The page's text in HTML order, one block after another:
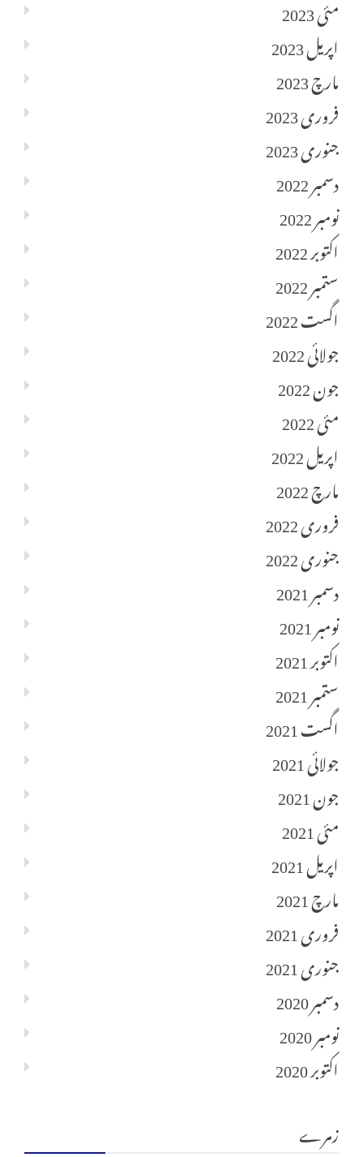
مئی 2023
اپریل 2023
مارچ 2023
فروری 2023
جنوری 2023
دسمبر 2022
نومبر 2022
اکتوبر 2022
ستمبر 2022
اگست 2022
جولائی 2022
جون 2022
مئی 2022
اپریل 2022
مارچ 2022
فروری 2022
جنوری 2022
دسمبر 2021
نومبر 2021
اکتوبر 2021
ستمبر 2021
اگست 2021
جولائی 2021
جون 2021
مئی 2021
اپریل 2021
مارچ 2021
فروری 2021
جنوری 2021
دسمبر 2020
نومبر 2020
اکتوبر 2020
زمرے